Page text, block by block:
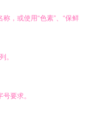
，或使用“色素”、“保鲜
。
要求。